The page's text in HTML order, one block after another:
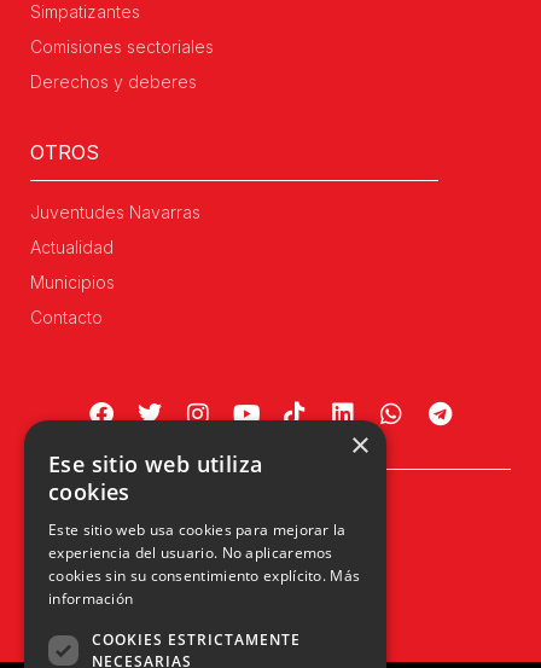
Simpatizantes
Comisiones sectoriales
Derechos y deberes
OTROS
Juventudes Navarras
Actualidad
Municipios
Contacto
31002 Pamplona, Navarra
info@upn.org · 948 223 402
×
Ese sitio web utiliza
cookies
Este sitio web usa cookies para mejorar la
experiencia del usuario. No aplicaremos
cookies sin su consentimiento explícito. Más
información
COOKIES ESTRICTAMENTE
NECESARIAS